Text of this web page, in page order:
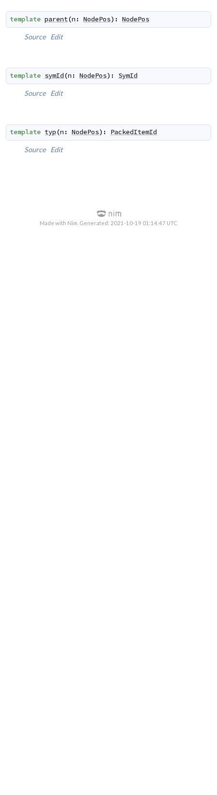
template parent(n : NodePos) : NodePos
Source Edit
template symId(n : NodePos) : SymId
Source Edit
template typ(n : NodePos) : PackedItemId
Source Edit
Made with Nim. Generated: 2021-10-19 01:14:47 UTC